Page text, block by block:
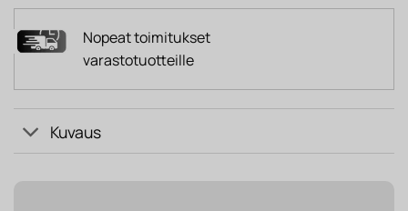
Nopeat toimitukset
varastotuotteille
Kuvaus